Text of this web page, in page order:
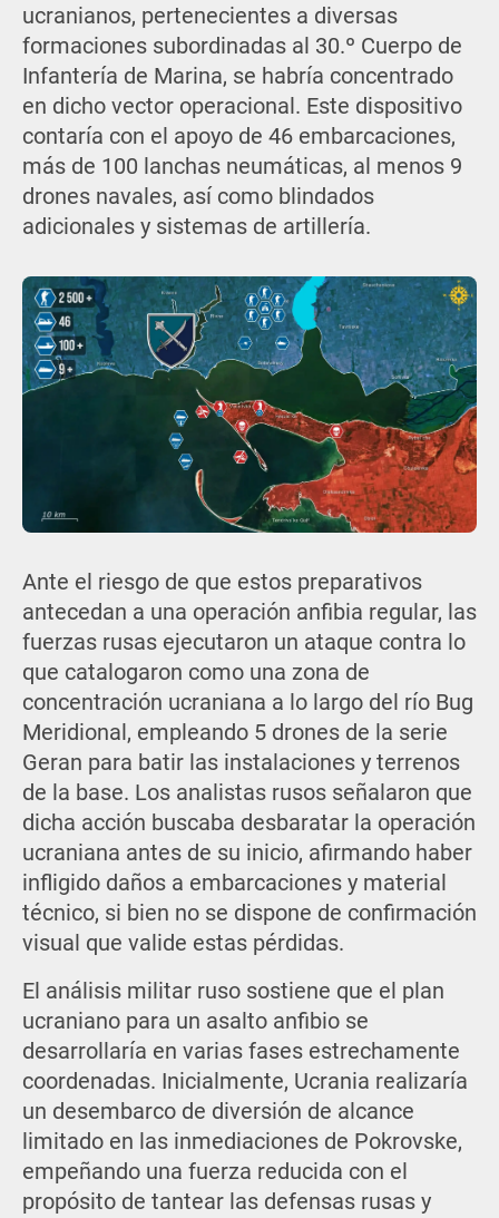
ucranianos, pertenecientes a diversas
formaciones subordinadas al 30.º Cuerpo de
Infantería de Marina, se habría concentrado
en dicho vector operacional. Este dispositivo
contaría con el apoyo de 46 embarcaciones,
más de 100 lanchas neumáticas, al menos 9
drones navales, así como blindados
adicionales y sistemas de artillería.
Ante el riesgo de que estos preparativos
antecedan a una operación anfibia regular, las
fuerzas rusas ejecutaron un ataque contra lo
que catalogaron como una zona de
concentración ucraniana a lo largo del río Bug
Meridional, empleando 5 drones de la serie
Geran para batir las instalaciones y terrenos
de la base. Los analistas rusos señalaron que
dicha acción buscaba desbaratar la operación
ucraniana antes de su inicio, afirmando haber
infligido daños a embarcaciones y material
técnico, si bien no se dispone de confirmación
visual que valide estas pérdidas.
El análisis militar ruso sostiene que el plan
ucraniano para un asalto anfibio se
desarrollaría en varias fases estrechamente
coordenadas. Inicialmente, Ucrania realizaría
un desembarco de diversión de alcance
limitado en las inmediaciones de Pokrovske,
empeñando una fuerza reducida con el
propósito de tantear las defensas rusas y